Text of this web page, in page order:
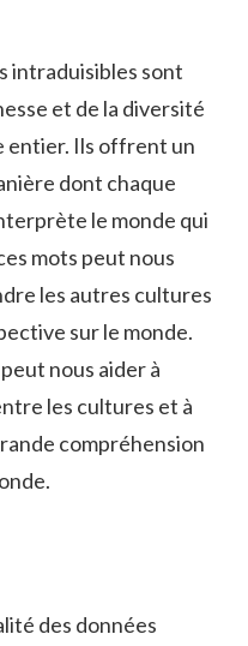
intraduisibles sont
et de la diversité
entier. Ils offrent un
dont chaque
le monde qui
mots peut nous
les autres cultures
sur le monde.
nous aider à
les cultures et à
compréhension
des données